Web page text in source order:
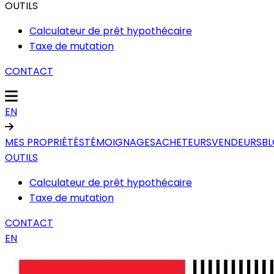
OUTILS
Calculateur de prêt hypothécaire
Taxe de mutation
CONTACT
EN
MES PROPRIÉTÉSTÉMOIGNAGESACHETEURSVENDEURS
OUTILS
Calculateur de prêt hypothécaire
Taxe de mutation
CONTACT
EN